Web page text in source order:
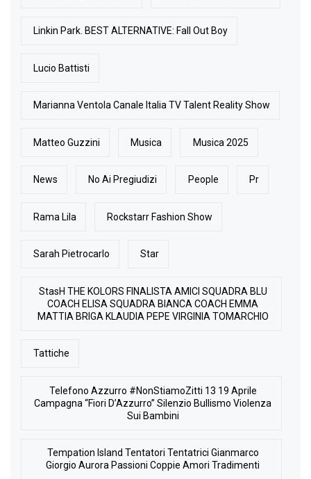
Linkin Park. BEST ALTERNATIVE: Fall Out Boy
Lucio Battisti
Marianna Ventola Canale Italia TV Talent Reality Show
Matteo Guzzini Musica Musica 2025
News No Ai Pregiudizi People Pr
Rama Lila Rockstarr Fashion Show
Sarah Pietrocarlo Star
StasH THE KOLORS FINALISTA AMICI SQUADRA BLU
COACH ELISA SQUADRA BIANCA COACH EMMA
MATTIA BRIGA KLAUDIA PEPE VIRGINIA TOMARCHIO
Tattiche
Telefono Azzurro #NonStiamoZitti 13 19 Aprile
Campagna “Fiori D’Azzurro” Silenzio Bullismo Violenza
Sui Bambini
Tempation Island Tentatori Tentatrici Gianmarco
Giorgio Aurora Passioni Coppie Amori Tradimenti